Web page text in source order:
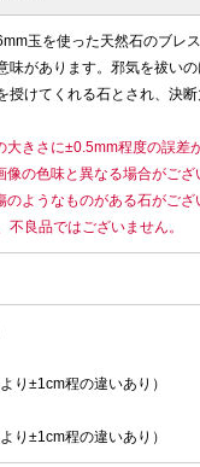
玉を使った天然石のブレ
味があります。邪気を祓い
授けてくれる石とされ、決断
きさに±0.5mm程度の誤差
の色味と異なる場合がござ
ようなものがある石がご
不良品ではございません。
り±1cm程の違いあり）
り±1cm程の違いあり）